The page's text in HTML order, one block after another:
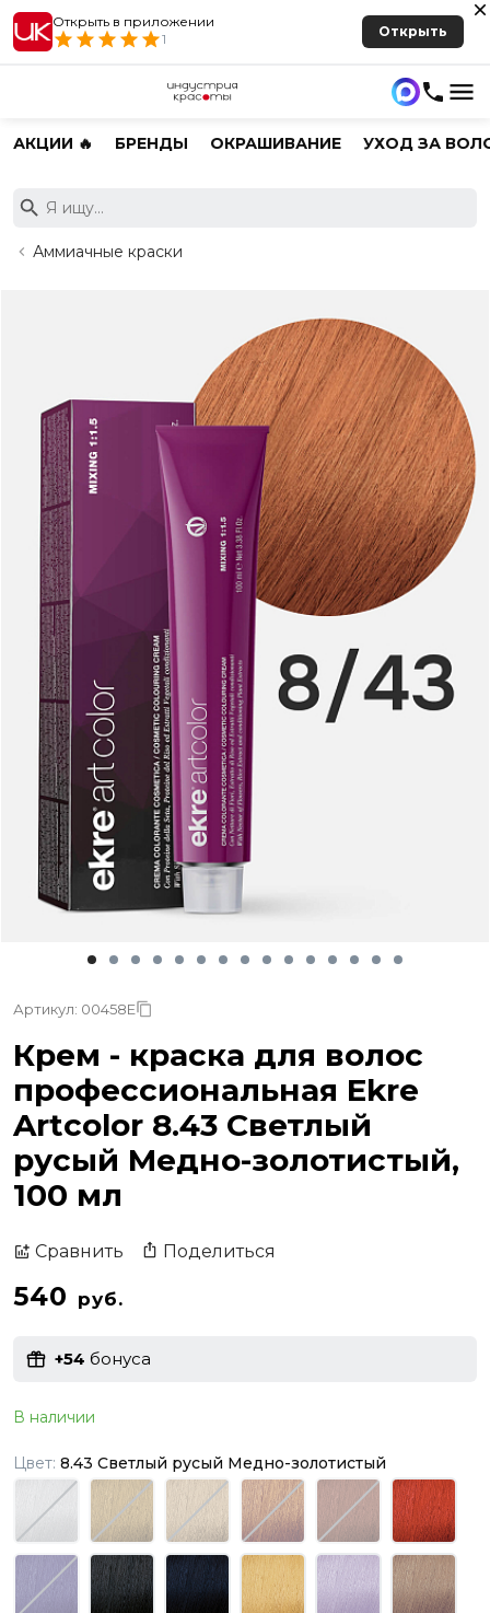
Открыть в приложении
1
Открыть
АКЦИИ 🔥 БРЕНДЫ ОКРАШИВАНИЕ УХОД ЗА
Аммиачные краски
Артикул: 00458E
Крем - краска для волос
профессиональная Ekre
Artcolor 8.43 Светлый
русый Медно-золотистый,
100 мл
Сравнить Поделиться
540 руб.
+54 бонуса
В наличии
Цвет: 8.43 Светлый русый Медно-золотистый